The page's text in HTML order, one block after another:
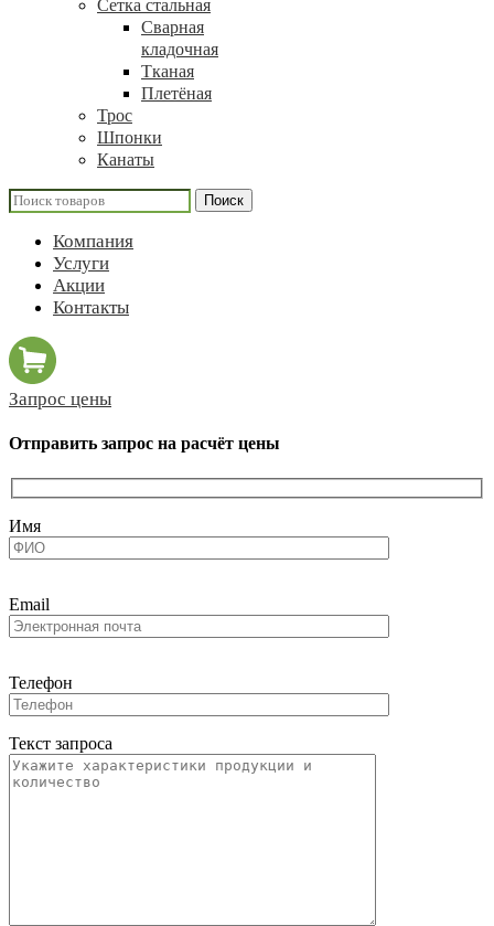
Сетка стальная
Сварная
кладочная
Тканая
Плетёная
Трос
Шпонки
Канаты
Поиск
Компания
Услуги
Акции
Контакты
Запрос цены
Отправить запрос на расчёт цены
Имя
Email
Телефон
Текст запроса